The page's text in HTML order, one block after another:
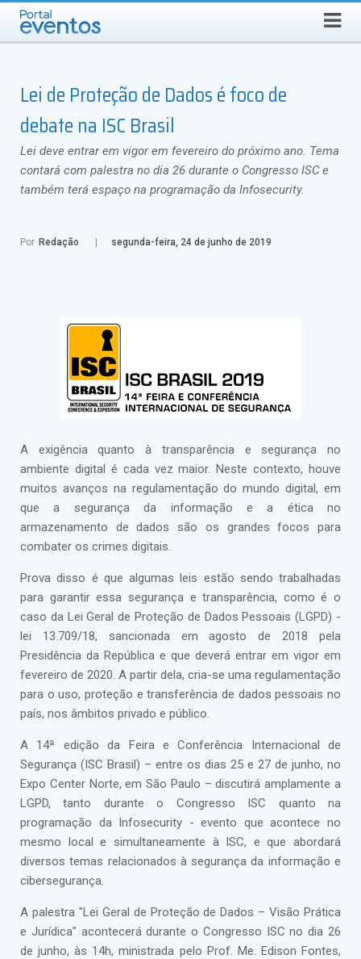
SÁBADO, 8 DE AGOSTO DE 2026 Busca
Lei de Proteção de Dados é foco de
debate na ISC Brasil
Lei deve entrar em vigor em fevereiro do próximo ano. Tema
contará com palestra no dia 26 durante o Congresso ISC e
também terá espaço na programação da Infosecurity.
Por Redação segunda-feira, 24 de junho de 2019
A exigência quanto à transparência e segurança no
ambiente digital é cada vez maior. Neste contexto, houve
muitos avanços na regulamentação do mundo digital, em
que a segurança da informação e a ética no
armazenamento de dados são os grandes focos para
combater os crimes digitais.
Prova disso é que algumas leis estão sendo trabalhadas
para garantir essa segurança e transparência, como é o
caso da Lei Geral de Proteção de Dados Pessoais (LGPD) -
lei 13.709/18, sancionada em agosto de 2018 pela
Presidência da República e que deverá entrar em vigor em
fevereiro de 2020. A partir dela, cria-se uma regulamentação
para o uso, proteção e transferência de dados pessoais no
país, nos âmbitos privado e público.
A 14ª edição da Feira e Conferência Internacional de
Segurança (ISC Brasil) – entre os dias 25 e 27 de junho, no
Expo Center Norte, em São Paulo – discutirá amplamente a
LGPD, tanto durante o Congresso ISC quanto na
programação da Infosecurity - evento que acontece no
mesmo local e simultaneamente à ISC, e que abordará
diversos temas relacionados à segurança da informação e
cibersegurança.
A palestra "Lei Geral de Proteção de Dados – Visão Prática
e Jurídica" acontecerá durante o Congresso ISC no dia 26
de junho, às 14h, ministrada pelo Prof. Me. Edison Fontes,